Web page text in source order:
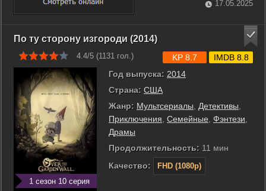
17.05.2025
По ту сторону изгороди (2014)
4.4/5 (1131 гол.)
1 сезон 10 серия
Год выпуска: 2014
Страна: США
Жанр: Мультсериалы Детективы
Приключения Семейные Фэнтези
Драмы
Продолжительность: 11 мин
Качество:
FHD (1080p)
KP 8.7 IMDB 8.8